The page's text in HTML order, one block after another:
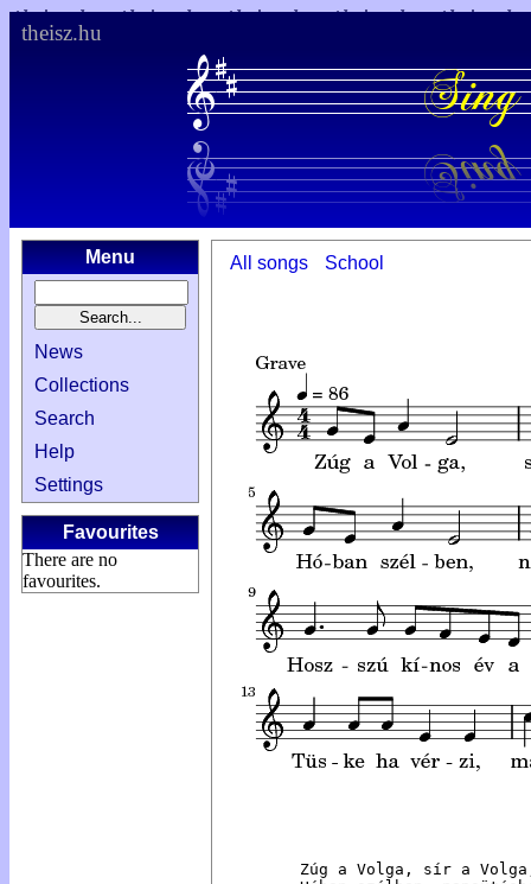
theisz.hu
Menu
News
Collections
Search
Help
Settings
Favourites
There are no
favourites.
All songs School
Zúg a Volga, sír a